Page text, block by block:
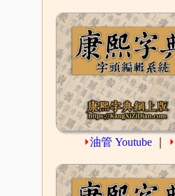
⏵油管 Youtube ⏵